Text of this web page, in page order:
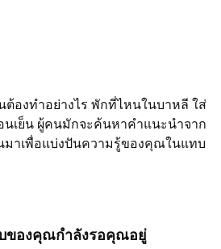
ต้องทำอย่างไร พักที่ไหนในบาหลี ใส่
นเย็น ผู้คนมักจะค้นหาคำแนะนำจาก
มาเพื่อแบ่งปันความรู้ของคุณในแทบ
ของคุณกำลังรอคุณอยู่